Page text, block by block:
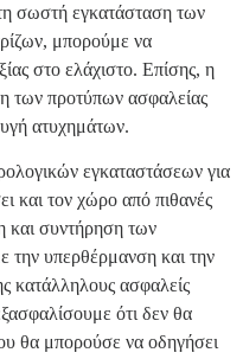
σωστή εγκατάσταση των
μπορούμε να
στο ελάχιστο. Επίσης, η
των προτύπων ασφαλείας
ατυχημάτων.
εγκαταστάσεων για
και τον χώρο από πιθανές
και συντήρηση των
υπερθέρμανση και την
κατάλληλους ασφαλείς
ότι δεν θα
θα μπορούσε να οδηγήσει